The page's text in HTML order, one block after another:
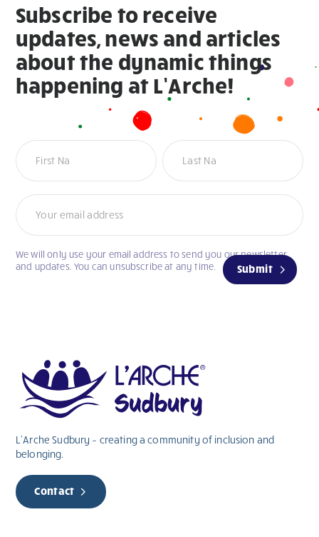
Subscribe to receive
updates, news and articles
about the dynamic things
happening at L’Arche!
Newsletter
Name Name
Submit
We will only use your email address to send you our newsletter
and updates. You can unsubscribe at any time.
L’Arche Sudbury – creating a community of inclusion and
belonging.
Contact